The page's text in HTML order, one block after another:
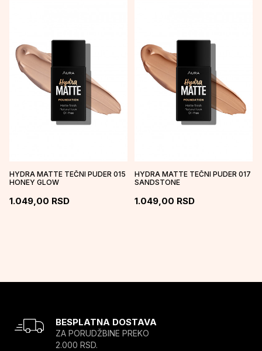
HYDRA MATTE TEČNI PUDER 015
HONEY GLOW
1.049,00 RSD
HYDRA MATTE TEČNI PUDER 017
SANDSTONE
1.049,00 RSD
BESPLATNA DOSTAVA
ZA PORUDŽBINE PREKO
2.000 RSD.